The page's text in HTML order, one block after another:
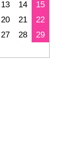
13 14
15
20 21
22
27 28
29